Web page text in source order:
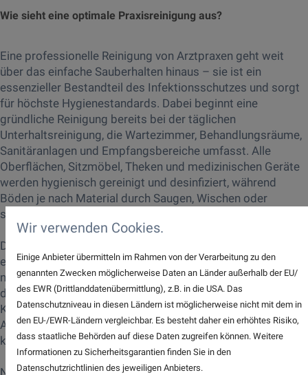
Wie sieht eine optimale Praxisreinigung aus?
Eine professionelle Reinigung von Arztpraxen geht weit
über das einfache Sauberhalten hinaus – sie ist ein
essenzieller Bestandteil des Infektionsschutzes und sorgt
für höchste Hygienestandards. Dabei beginnt eine
gründliche Reinigung bereits bei der täglichen
Unterhaltsreinigung, die Wartezimmer, Behandlungsräume,
Sanitäranlagen und Empfangsbereiche umfasst. Alle
Oberflächen, Sitzmöbel, Theken und medizinischen Geräte
werden hygienisch gereinigt und desinfiziert, während
Böden je nach Material durch Saugen, Wischen oder
spezielle Pflegeverfahren behandelt werden.
Darüber hinaus spielt die gezielte hygienische Reinigung
eine zentrale Rolle. Der Einsatz von Desinfektionsmitteln
nach den Vorgaben des Robert Koch-Instituts (RKI) oder
der VAH-Richtlinien gewährleistet eine effektive
Keimreduktion. Gleichzeitig wird durch eine fachgerechte
Aufbereitung der Reinigungstextilien sichergestellt, dass
keine Keimverschleppung innerhalb der Praxis stattfindet.
Neben der regelmäßigen Reinigung sind auch spezielle
Wir verwenden Cookies.
Einige Anbieter übermitteln im Rahmen von der Verarbeitung zu den
genannten Zwecken möglicherweise Daten an Länder außerhalb der EU/
des EWR (Drittlanddatenübermittlung), z.B. in die USA. Das
Datenschutzniveau in diesen Ländern ist möglicherweise nicht mit dem in
den EU-/EWR-Ländern vergleichbar. Es besteht daher ein erhöhtes Risiko,
dass staatliche Behörden auf diese Daten zugreifen können. Weitere
Informationen zu Sicherheitsgarantien finden Sie in den
Datenschutzrichtlinien des jeweiligen Anbieters.